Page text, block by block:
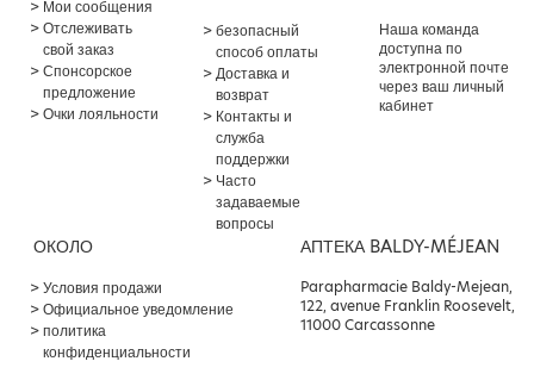
Мои сообщения
Отслеживать
свой заказ
Спонсорское
предложение
Очки лояльности
безопасный
способ оплаты
Доставка и
возврат
Контакты и
служба
поддержки
Часто
задаваемые
вопросы
Наша команда
доступна по
электронной почте
через ваш личный
кабинет
ОКОЛО
Условия продажи
Официальное уведомление
политика
конфиденциальности
АПТЕКА BALDY-MÉJEAN
Parapharmacie Baldy-Mejean,
122, avenue Franklin Roosevelt,
11000 Carcassonne